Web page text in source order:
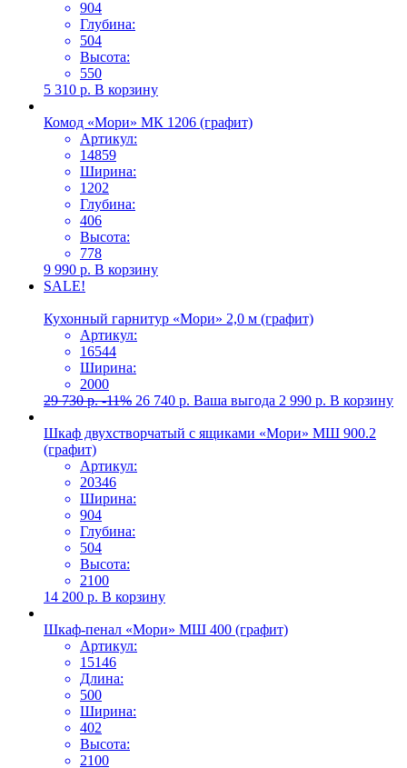
904
Глубина:
504
Высота:
550
5 310 р. В корзину
Комод «Мори» МК 1206 (графит)
Артикул:
14859
Ширина:
1202
Глубина:
406
Высота:
778
9 990 р. В корзину
SALE!
Кухонный гарнитур «Мори» 2,0 м (графит)
Артикул:
16544
Ширина:
2000
29 730р. -11% 26 740 р. Ваша выгода 2 990 р. В корзину
Шкаф двухстворчатый с ящиками «Мори» МШ 900.2
(графит)
Артикул:
20346
Ширина:
904
Глубина:
504
Высота:
2100
14 200 р. В корзину
Шкаф-пенал «Мори» МШ 400 (графит)
Артикул:
15146
Длина:
500
Ширина:
402
Высота:
2100